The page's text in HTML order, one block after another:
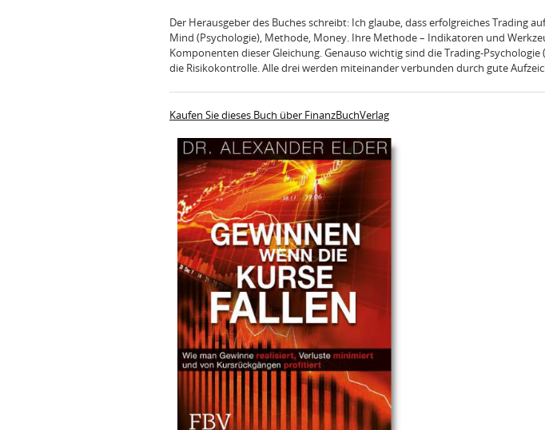
Der Herausgeber des Buches schreibt: Ich glaube, dass erfolgreiches Trading
Mind (Psychologie), Methode, Money. Ihre Methode – Indikatoren und
Komponenten dieser Gleichung. Genauso wichtig sind die Trading-
die Risikokontrolle. Alle drei werden miteinander verbunden durch gute
Kaufen Sie dieses Buch über FinanzBuchVerlag